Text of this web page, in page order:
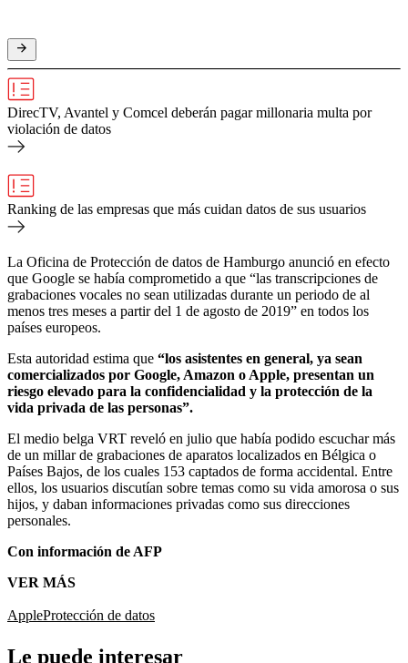
DirecTV, Avantel y Comcel deberán pagar millonaria multa por
violación de datos
Ranking de las empresas que más cuidan datos de sus usuarios
La Oficina de Protección de datos de Hamburgo anunció en efecto
que Google se había comprometido a que “las transcripciones de
grabaciones vocales no sean utilizadas durante un periodo de al
menos tres meses a partir del 1 de agosto de 2019” en todos los
países europeos.
Esta autoridad estima que “los asistentes en general, ya sean
comercializados por Google, Amazon o Apple, presentan un
riesgo elevado para la confidencialidad y la protección de la
vida privada de las personas”.
El medio belga VRT reveló en julio que había podido escuchar más
de un millar de grabaciones de aparatos localizados en Bélgica o
Países Bajos, de los cuales 153 captados de forma accidental. Entre
ellos, los usuarios discutían sobre temas como su vida amorosa o sus
hijos, y daban informaciones privadas como sus direcciones
personales.
Con información de AFP
VER MÁS
AppleProtección de datos
Le puede interesar